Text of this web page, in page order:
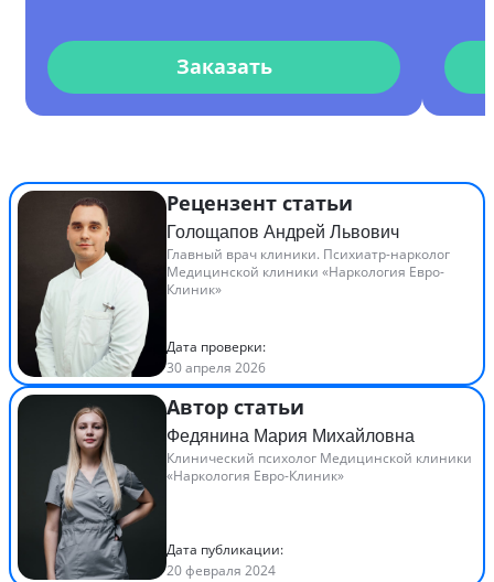
Заказать
Рецензент статьи
Голощапов Андрей Львович
Главный врач клиники. Психиатр-нарколог
Медицинской клиники «Наркология Евро-
Клиник»
Дата проверки:
30 апреля 2026
Автор статьи
Федянина Мария Михайловна
Клинический психолог Медицинской клиники
«Наркология Евро-Клиник»
Дата публикации:
20 февраля 2024